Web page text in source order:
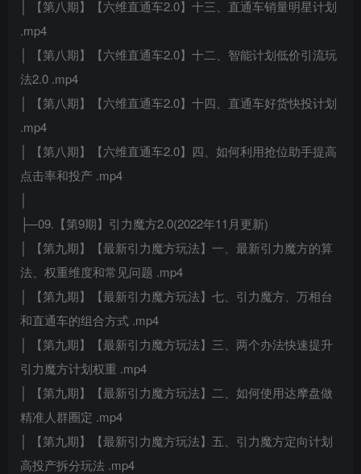
│ 【第八期】【六维直通车2.0】十三、直通车销量明星计划
.mp4
│ 【第八期】【六维直通车2.0】十二、智能计划低价引流玩
法2.0 .mp4
│ 【第八期】【六维直通车2.0】十四、直通车好货快投计划
.mp4
│ 【第八期】【六维直通车2.0】四、如何利用抢位助手提高
点击率和投产 .mp4
├─09.【第9期】引力魔方2.0(2022年11月更新)
│ 【第九期】【最新引力魔方玩法】一、最新引力魔方的算
法、权重维度和常见问题 .mp4
│ 【第九期】【最新引力魔方玩法】七、引力魔方、万相台
和直通车的组合方式 .mp4
│ 【第九期】【最新引力魔方玩法】三、两个办法快速提升
引力魔方计划权重 .mp4
│ 【第九期】【最新引力魔方玩法】二、如何使用达摩盘做
精准人群圈定 .mp4
│ 【第九期】【最新引力魔方玩法】五、引力魔方定向计划
高投产拆分玩法 .mp4